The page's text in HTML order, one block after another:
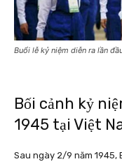
Buổi lễ kỷ niệm diễn ra lần
Bối cảnh kỷ
1945 tại Việt
Sau ngày 2/9 năm 1945,